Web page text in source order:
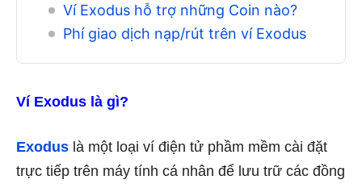
Ví Exodus hỗ trợ những Coin nào?
Phí giao dịch nạp/rút trên ví Exodus
Ví Exodus là gì?
Exodus là một loại ví điện tử phầm mềm cài đặt
trực tiếp trên máy tính cá nhân để lưu trữ các đồng